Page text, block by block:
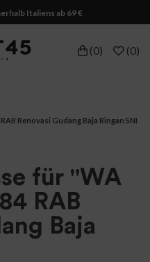
Italiens ab 69 €
(0) (0)
Renovasi Gudang Baja Ringan SNI
für "WA
RAB
Baja